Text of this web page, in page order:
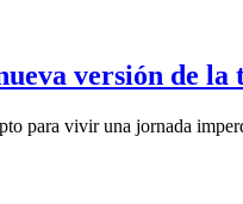
versión de
para vivir una jornada